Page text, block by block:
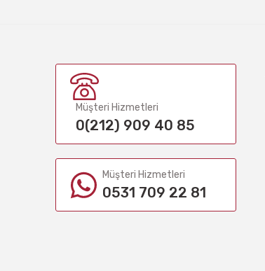
Müşteri Hizmetleri
0(212) 909 40 85
Müşteri Hizmetleri
0531 709 22 81